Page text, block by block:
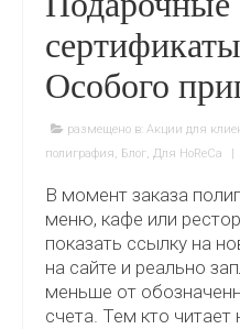
Особого
размещено в: Акции для
полиграфия, Блог, Для HoReCa
В момент заказа
меню, кафе или
показать ссылку на
на сайте и реально
меньше от
счета. Тем кто